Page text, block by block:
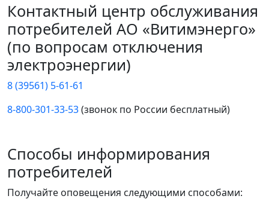
Контактный центр обслуживания
потребителей АО «Витимэнерго»
(по вопросам отключения
электроэнергии)
8 (39561) 5-61-61
8-800-301-33-53(звонок по России бесплатный)
Способы информирования
потребителей
Получайте оповещения следующими способами: